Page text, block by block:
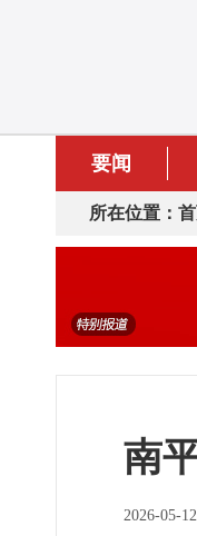
要闻
所在位置：
南
2026-05-